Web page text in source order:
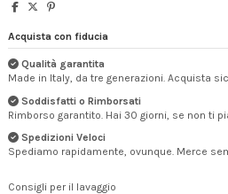
Acquista con fiducia
Qualità garantita
Made in Italy, da tre generazioni. Acquista
Soddisfatti o Rimborsati
Rimborso garantito. Hai 30 giorni, se non ti
Spedizioni Veloci
Spediamo rapidamente, ovunque. Merce
Consigli per il lavaggio